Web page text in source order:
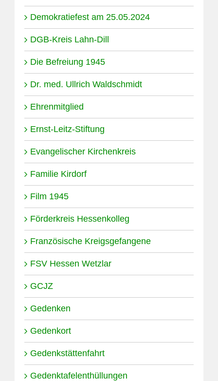
Demokratiefest am 25.05.2024
DGB-Kreis Lahn-Dill
Die Befreiung 1945
Dr. med. Ullrich Waldschmidt
Ehrenmitglied
Ernst-Leitz-Stiftung
Evangelischer Kirchenkreis
Familie Kirdorf
Film 1945
Förderkreis Hessenkolleg
Französische Kreigsgefangene
FSV Hessen Wetzlar
GCJZ
Gedenken
Gedenkort
Gedenkstättenfahrt
Gedenktafelenthüllungen